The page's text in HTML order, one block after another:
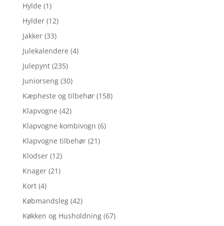
Hylde (1)
Hylder (12)
Jakker (33)
Julekalendere (4)
Julepynt (235)
Juniorseng (30)
Kæpheste og tilbehør (158)
Klapvogne (42)
Klapvogne kombivogn (6)
Klapvogne tilbehør (21)
Klodser (12)
Knager (21)
Kort (4)
Købmandsleg (42)
Køkken og Husholdning (67)